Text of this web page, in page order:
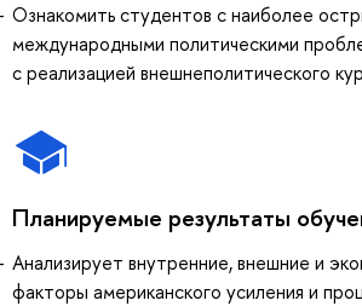
Ознакомить студентов с наиболее
международными политическими
с реализацией внешнеполитического
Планируемые результаты
Анализирует внутренние, внешние и
факторы американского усиления и